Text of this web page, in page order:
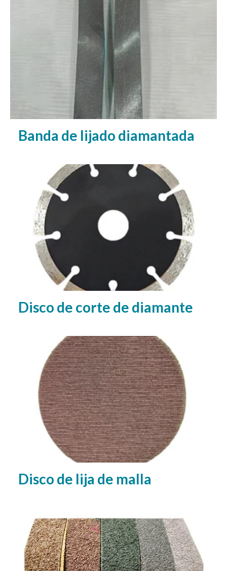
Banda de lijado diamantada
Disco de corte de diamante
Disco de lija de malla